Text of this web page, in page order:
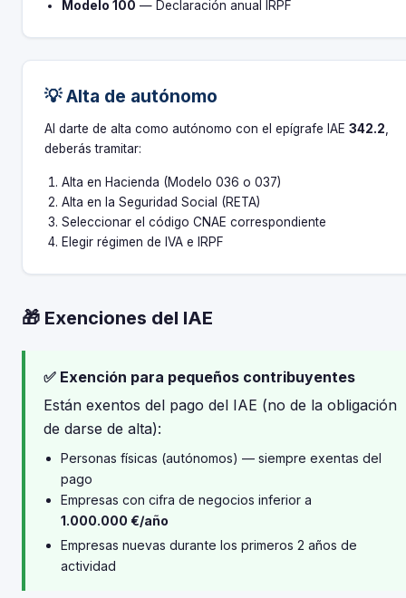
Modelo 100 — Declaración anual IRPF
💡 Alta de autónomo
Al darte de alta como autónomo con el epígrafe IAE 342.2,
deberás tramitar:
Alta en Hacienda (Modelo 036 o 037)
Alta en la Seguridad Social (RETA)
Seleccionar el código CNAE correspondiente
Elegir régimen de IVA e IRPF
🎁 Exenciones del IAE
✅ Exención para pequeños contribuyentes
Están exentos del pago del IAE (no de la obligación
de darse de alta):
Personas físicas (autónomos) — siempre exentas del
pago
Empresas con cifra de negocios inferior a
1.000.000 €/año
Empresas nuevas durante los primeros 2 años de
actividad